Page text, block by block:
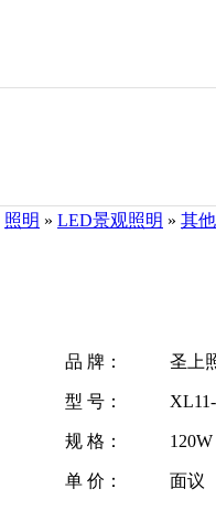
照明 » LED景观照明 » 其他
品 牌： 圣上
型 号：
规 格： 120W
单 价： 面议